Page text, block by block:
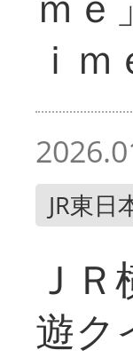
ｉ
JR東日
Ｊ
遊ク